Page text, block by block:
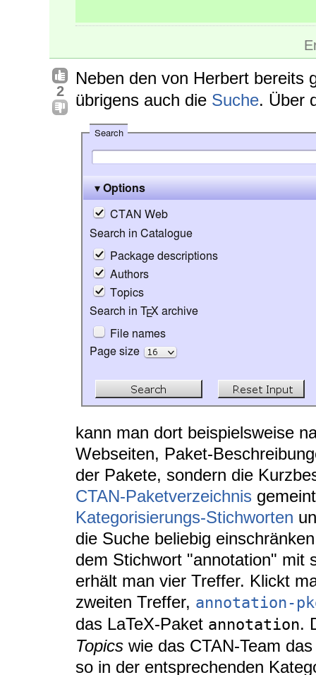
2
Neben den von Herbert
übrigens auch die Suche. Über
kann man dort beispielsweise
Webseiten, Paket-
der Pakete, sondern die
CTAN-Paketverzeichnis
Kategorisierungs-Stichworten
die Suche beliebig
dem Stichwort "annotation" mit
erhält man vier Treffer. Klickt
zweiten Treffer, annotation-
das LaTeX-Paket annotation.
Topics wie das CTAN-Team
so in der entsprechenden